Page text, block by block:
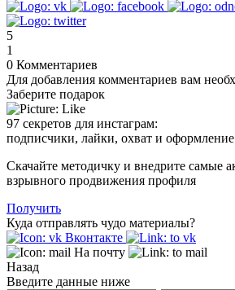
5
1
0 Комментариев
Для добавления комментариев вам
Заберите подарок
97 секретов для инстаграм:
подписчики, лайки, охват и оформление
Скачайте методичку и внедрите самые
взрывного продвижения профиля
Получить
Куда отправлять чудо материалы?
Вконтакте
На почту
Назад
Введите данные ниже